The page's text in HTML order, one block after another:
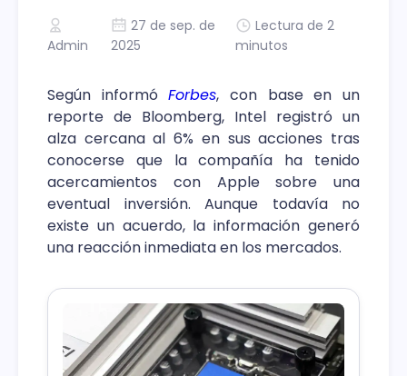
Admin
27 de sep. de
2025
Lectura de 2
minutos
Según informóForbes, con base en un
reporte de Bloomberg, Intel registró un
alza cercana al 6% en sus acciones tras
conocerse que la compañía ha tenido
acercamientos con Apple sobre una
eventual inversión. Aunque todavía no
existe un acuerdo, la información generó
una reacción inmediata en los mercados.